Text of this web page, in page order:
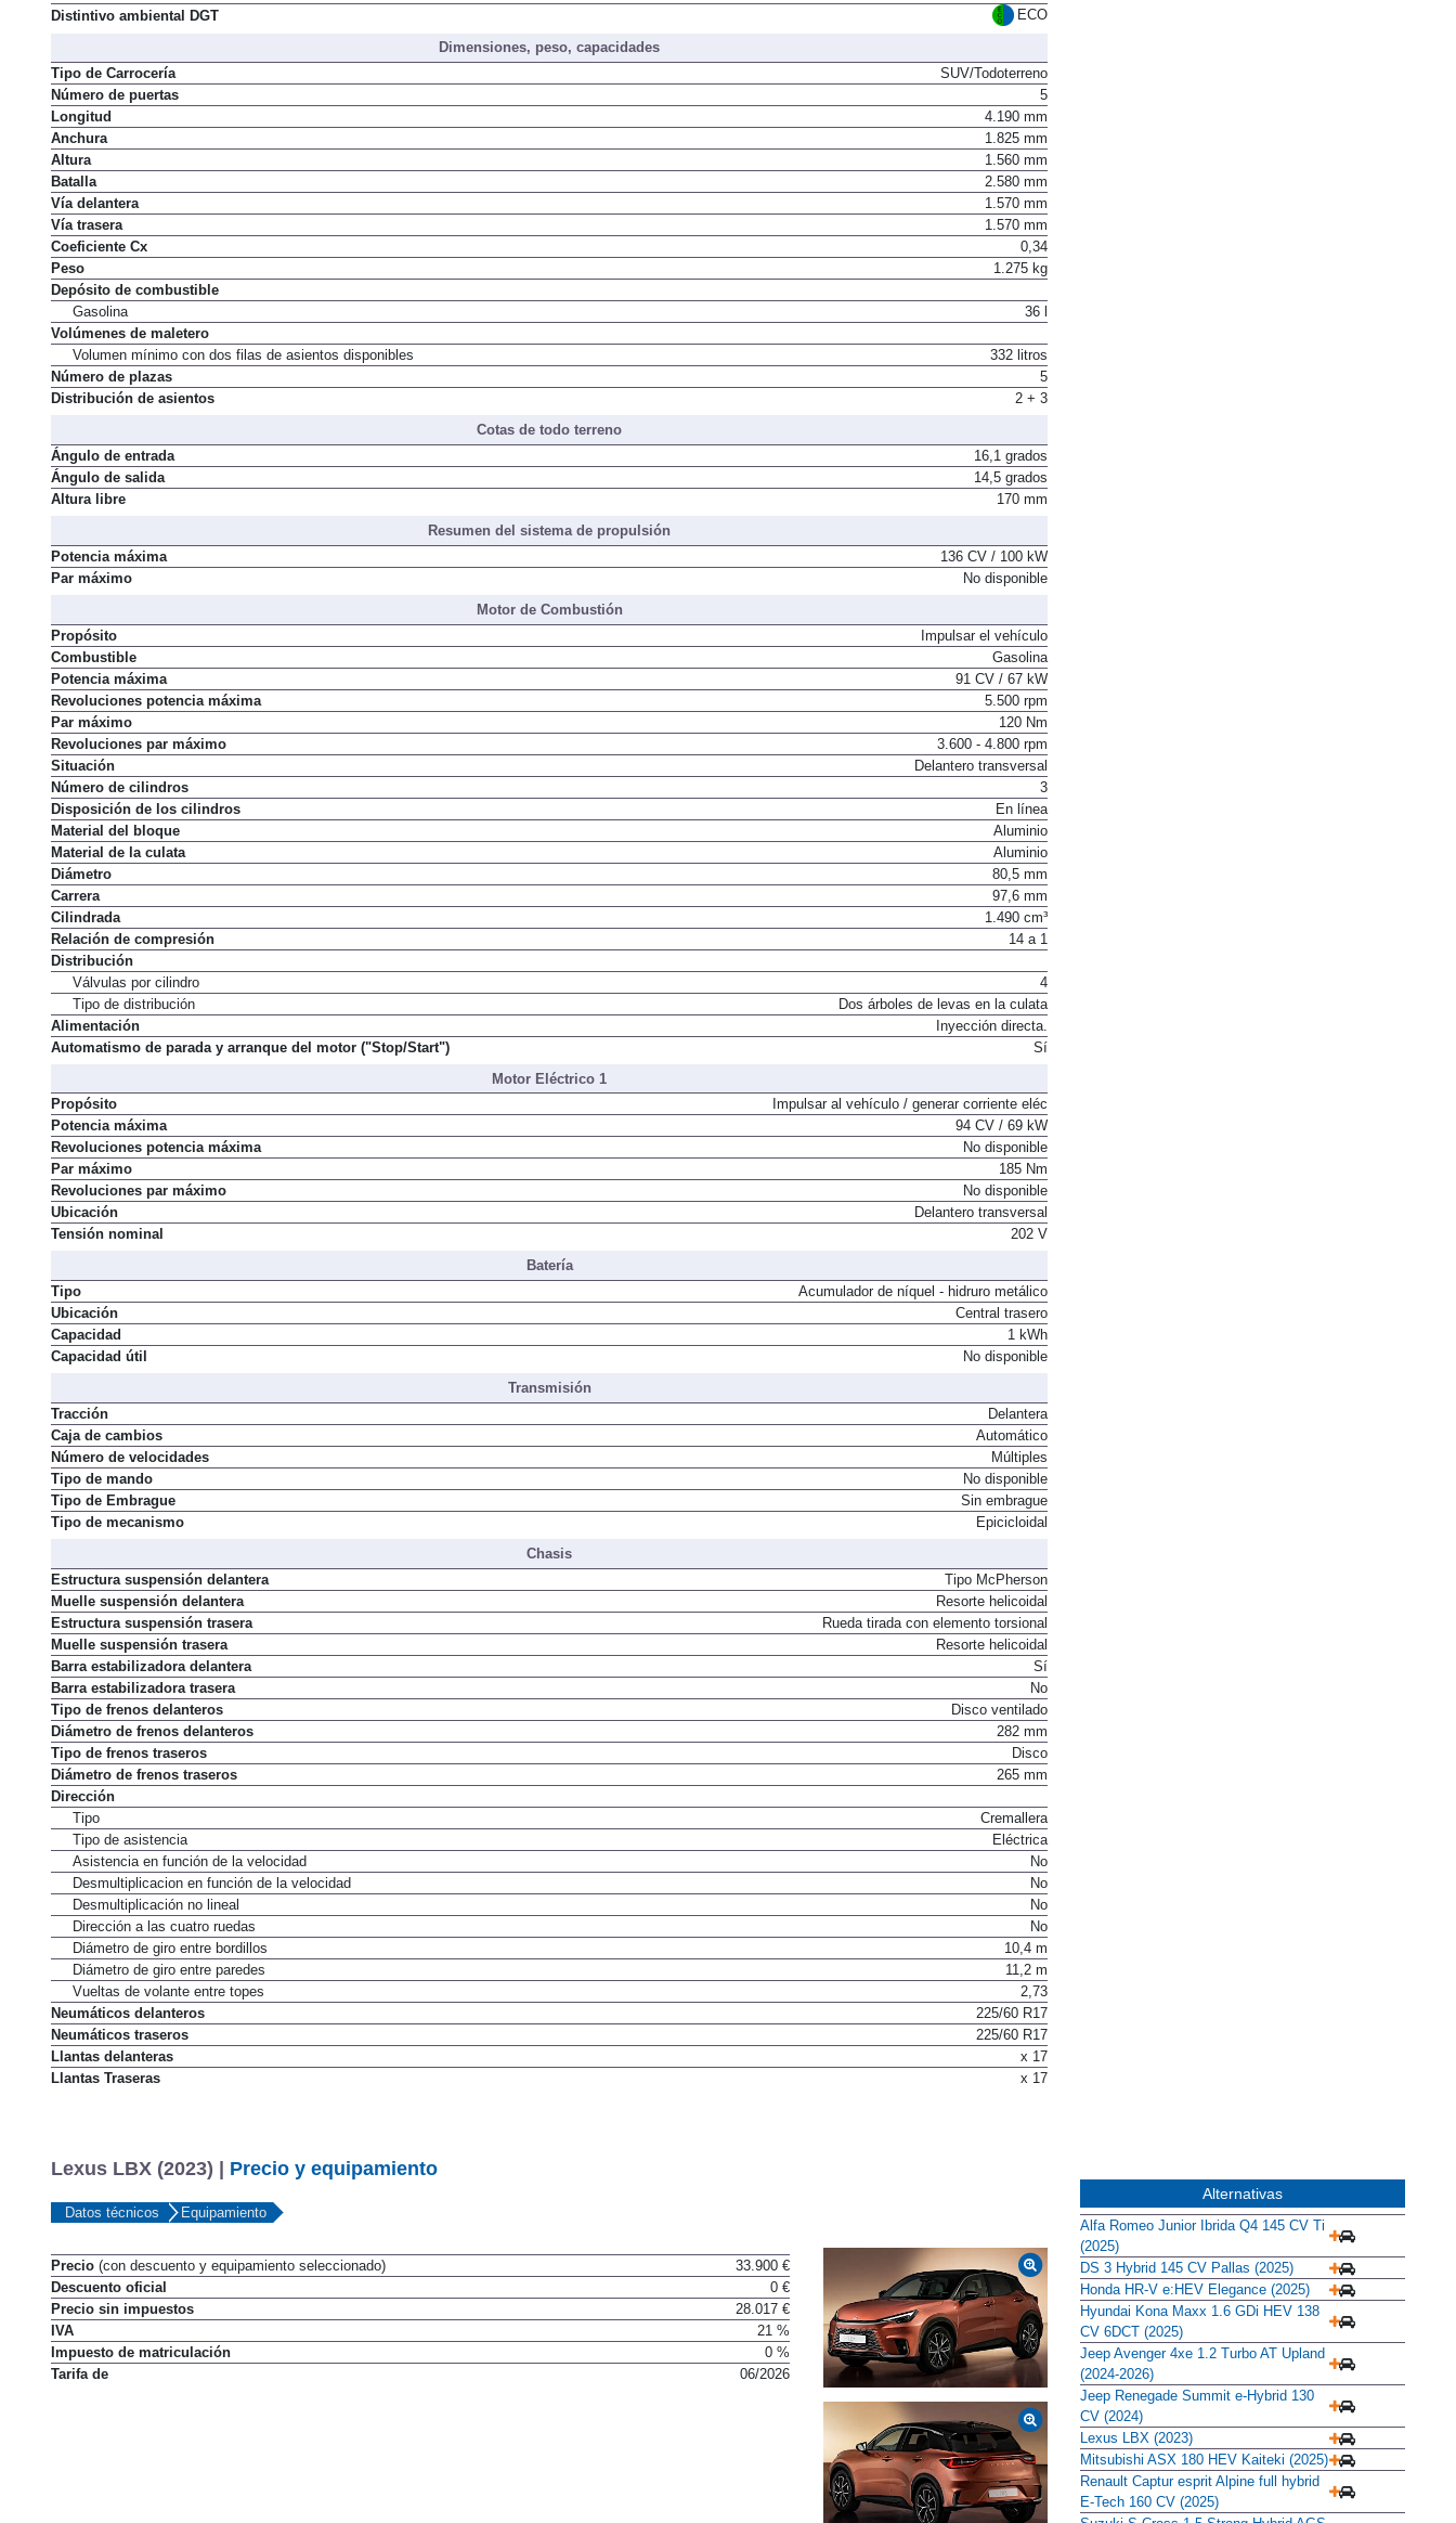
Normativa de emisiones
Euro 6
Dimensiones, peso, capacidades
Tipo de Carrocería
SUV/Todoterreno
Número de puertas
5
Longitud
4.190 mm
Anchura
1.825 mm
Altura
1.560 mm
Batalla
2.580 mm
Vía delantera
1.570 mm
Vía trasera
1.570 mm
Coeficiente Cx
0,34
Peso
Depósito de combustible
Gasolina
Volúmenes de maletero
Volumen mínimo con dos filas de asientos disponibles
332 litros
Número de plazas
5
Cotas de todo terreno
Ángulo de entrada
16,1 grados
Ángulo de salida
14,5 grados
Resumen del sistema de propulsión
Potencia máxima
136 CV / 100 kW
Motor de Combustión
Propósito
Impulsar el vehículo
Combustible
Gasolina
Potencia máxima
91 CV / 67 kW
Revoluciones potencia máxima
5.500 rpm
Par máximo
120 Nm
Revoluciones par máximo
3.600 - 4.800 rpm
Situación
Delantero transversal
Número de cilindros
3
Disposición de los cilindros
En línea
Material del bloque
Aluminio
Material de la culata
Aluminio
Diámetro
80,5 mm
Carrera
97,6 mm
Cilindrada
1.490 cm³
Relación de compresión
Distribución
Válvulas por cilindro
4
Tipo de distribución
Dos árboles de levas en la culata
Alimentación
Inyección directa.
Motor Eléctrico 1
Propósito
Impulsar al vehículo / generar corriente eléc
Potencia máxima
94 CV / 69 kW
Revoluciones potencia máxima
No disponible
Par máximo
185 Nm
Revoluciones par máximo
No disponible
Ubicación
Delantero transversal
Batería
Tipo
Acumulador de níquel - hidruro metálico
Ubicación
Central trasero
Capacidad
1 kWh
Transmisión
Tracción
Delantera
Caja de cambios
Automático
Número de velocidades
Múltiples
Tipo de mando
No disponible
Tipo de Embrague
Sin embrague
Chasis
Estructura suspensión delantera
Tipo McPherson
Muelle suspensión delantera
Resorte helicoidal
Estructura suspensión trasera
Rueda tirada con elemento torsional
Muelle suspensión trasera
Resorte helicoidal
Barra estabilizadora delantera
Sí
Barra estabilizadora trasera
No
Tipo de frenos delanteros
Disco ventilado
Diámetro de frenos delanteros
282 mm
Tipo de frenos traseros
Disco
Diámetro de frenos traseros
Dirección
Tipo
Cremallera
Tipo de asistencia
Eléctrica
Asistencia en función de la velocidad
No
Desmultiplicacion en función de la velocidad
No
Desmultiplicación no lineal
No
Dirección a las cuatro ruedas
No
Diámetro de giro entre bordillos
10,4 m
Diámetro de giro entre paredes
11,2 m
Vueltas de volante entre topes
2,73
Neumáticos delanteros
225/60 R17
Neumáticos traseros
225/60 R17
Llantas delanteras
x 17
Lexus LBX (2023) | Precio y equipamiento
Precio(con descuento y equipamiento seleccionado)
33.900 €
Descuento oficial
0 €
Precio sin impuestos
28.017 €
IVA
21 %
Impuesto de matriculación
0 %
Alternativas
Alfa Romeo Junior Ibrida Q4 145 CV Ti
(2025)
DS 3 Hybrid 145 CV Pallas (2025)
Honda HR-V e:HEV Elegance (2025)
Hyundai Kona Maxx 1.6 GDi HEV 138
CV 6DCT (2025)
Jeep Avenger 4xe 1.2 Turbo AT Upland
(2024-2026)
Jeep Renegade Summit e-Hybrid 130
CV (2024)
Lexus LBX (2023)
Mitsubishi ASX 180 HEV Kaiteki (2025)
Renault Captur esprit Alpine full hybrid
E-Tech 160 CV (2025)